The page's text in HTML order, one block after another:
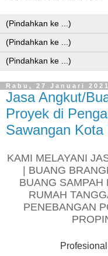
Rabu, 27 Januari 2021
Jasa Angkut/
Proyek di
Sawangan
KAMI MELAYANI
| BUANG
BUANG SAMPAH
RUMAH
PENEBANGAN